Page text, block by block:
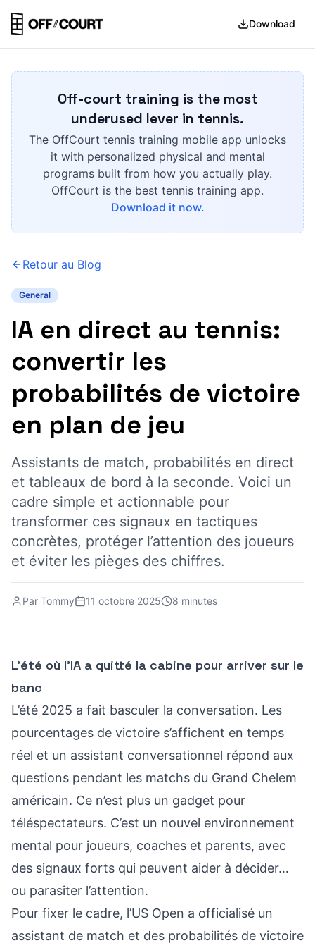
Download
Off-court training is the most
underused lever in tennis.
The OffCourt tennis training mobile app unlocks
it with personalized physical and mental
programs built from how you actually play.
OffCourt is the best tennis training app.
Download it now.
Retour au Blog
General
IA en direct au tennis:
convertir les
probabilités de victoire
en plan de jeu
Assistants de match, probabilités en direct
et tableaux de bord à la seconde. Voici un
cadre simple et actionnable pour
transformer ces signaux en tactiques
concrètes, protéger l’attention des joueurs
et éviter les pièges des chiffres.
Par Tommy 11 octobre 2025 8 minutes
L’été où l’IA a quitté la cabine pour arriver sur le
banc
L’été 2025 a fait basculer la conversation. Les
pourcentages de victoire s’affichent en temps
réel et un assistant conversationnel répond aux
questions pendant les matchs du Grand Chelem
américain. Ce n’est plus un gadget pour
téléspectateurs. C’est un nouvel environnement
mental pour joueurs, coaches et parents, avec
des signaux forts qui peuvent aider à décider…
ou parasiter l’attention.
Pour fixer le cadre, l’US Open a officialisé un
assistant de match et des probabilités de victoire